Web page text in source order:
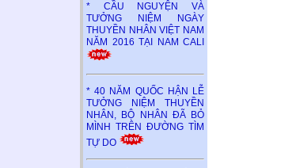
* CẦU NGUYỆN VÀ
TƯỞNG NIỆM NGÀY
THUYỀN NHÂN VIỆT NAM
NĂM 2016 TẠI NAM CALI
* 40 NĂM QUỐC HẬN LỄ
TƯỞNG NIỆM THUYỀN
NHÂN, BỘ NHÂN ĐÃ BỎ
MÌNH TRÊN ĐƯỜNG TÌM
TỰ DO